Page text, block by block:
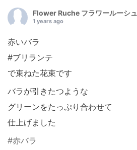
Flower Ruche フラワールーシュ
1 years ago
赤いバラ
#ブリランテ
で束ねた花束です
バラが引きたつような
グリーンをたっぷり合わせて
仕上げました
#赤バラ